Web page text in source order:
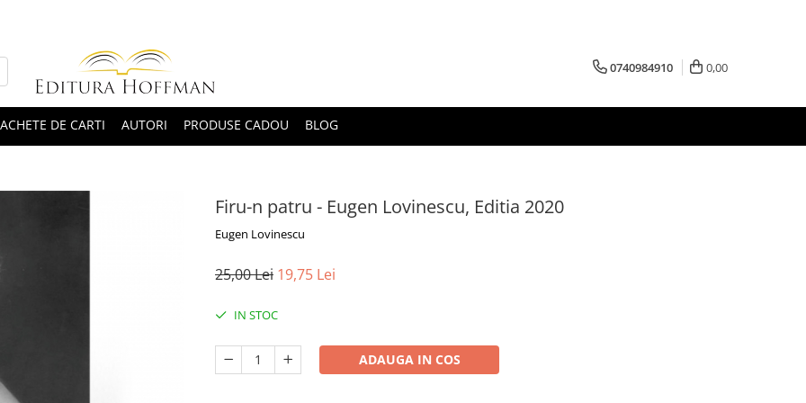
0740984910 0,00
DE CARTI AUTORI PRODUSE CADOU BLOG
Firu-n patru - Eugen Lovinescu, Editia 2020
Eugen Lovinescu
25,00 Lei 19,75 Lei
IN STOC
ADAUGA IN COS